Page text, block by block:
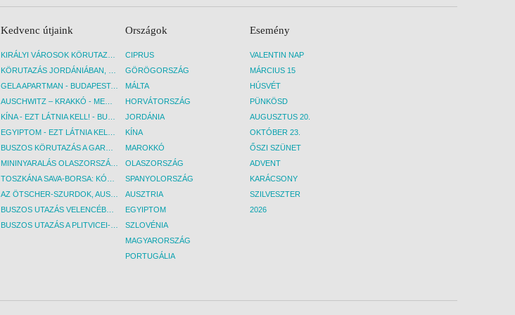
Kedvenc útjaink
GELA APARTMAN - BUDAPEST, REPÜLŐ
Országok
CIPRUS
GÖRÖGORSZÁG
MÁLTA
HORVÁTORSZÁG
JORDÁNIA
KÍNA
MAROKKÓ
OLASZORSZÁG
SPANYOLORSZÁG
AUSZTRIA
EGYIPTOM
SZLOVÉNIA
MAGYARORSZÁG
PORTUGÁLIA
Esemény
VALENTIN NAP
MÁRCIUS 15
HÚSVÉT
PÜNKÖSD
AUGUSZTUS 20.
OKTÓBER 23.
ŐSZI SZÜNET
ADVENT
KARÁCSONY
SZILVESZTER
2026